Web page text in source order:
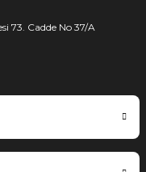
73. Cadde No 37/A